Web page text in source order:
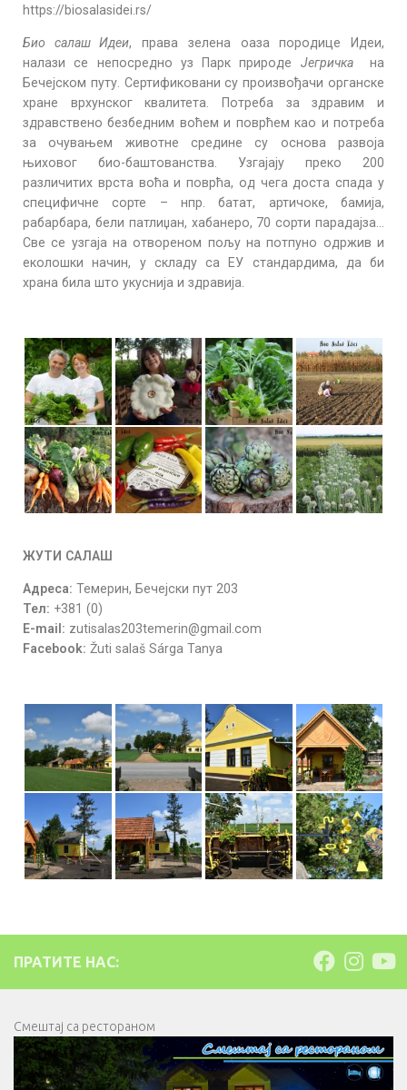
https://biosalasidei.rs/
Био салаш Идеи, права зелена оаза породице Идеи,
налази се непосредно уз Парк природе Јегричкана
Бечејском путу. Сертификовани су произвођачи органске
хране врхунског квалитета. Потреба за здравим и
здравствено безбедним воћем и поврћем као и потреба
за очувањем животне средине су основа развоја
њиховог био-баштованства. Узгајају преко 200
различитих врста воћа и поврћа, од чега доста спада у
специфичне сорте – нпр. батат, артичоке, бамија,
рабарбара, бели патлиџан, хабанеро, 70 сорти парадајза…
Све се узгаја на отвореном пољу на потпуно одржив и
еколошки начин, у складу са ЕУ стандардима, да би
храна била што укуснија и здравија.
ЖУТИ САЛАШ
Адреса: Темерин, Бечејски пут 203
Тел: +381 (0)
E-mail: zutisalas203temerin@gmail.com
Facebook: Žuti salaš Sárga Tanya
ПРАТИТЕ НАС:
Смештај са рестораном